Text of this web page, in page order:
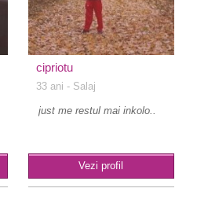
cipriotu
33 ani - Salaj
just me restul mai inkolo..
Vezi profil